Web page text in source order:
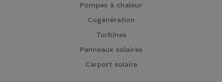
Pompes à chaleur
Cogénération
Turbines
Panneaux solaires
Carport solaire